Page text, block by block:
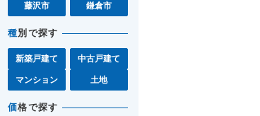
藤沢市 鎌倉市
種別で探す
新築戸建て 中古戸建て
マンション 土地
価格で探す